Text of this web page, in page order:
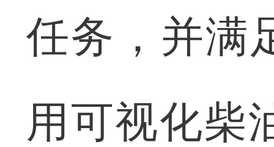
任务，并满
用可视化柴